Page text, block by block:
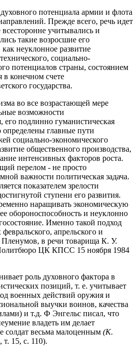
потенциала армии и флота
Прежде всего, речь идет
учитывались и
такие возросшие его
неуклонное развитие
социально-
потенциалов страны, состоянием
в конечном счете
государства.
во все возрастающей мере
возможности
его подлинно гуманистическая
главные пути
социально-экономического
общественного производства,
интенсивных факторов роста.
перелом - не просто
важности политическая задача.
показателем зрелости
ступени его развития.
наращивать экономическую
обороноспособность и неуклонно
Именно такой подход
апрельского и
Пленумов, в речи товарища К. У.
ЦК КПСС 15 ноября 1984
роль духовного фактора в
позиций, т. е. учитывает
военных действий оружия и
выучки воинов, качества
и т.д. Ф Энгельс писал, что
владеть им делает
солдат весьма малоценным (К.
т. 15, с. 110).